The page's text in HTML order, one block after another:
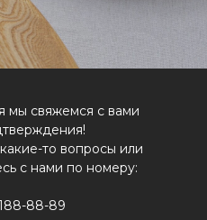
мы свяжемся с вами
то вопросы или
с нами по номеру:
88-89